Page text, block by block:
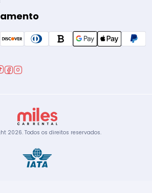
2026. Todos os direitos reservados.